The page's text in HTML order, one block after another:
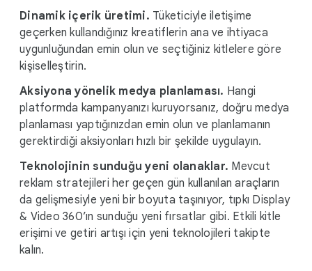
Dinamik içerik üretimi. Tüketiciyle iletişime
geçerken kullandığınız kreatiflerin ana ve ihtiyaca
uygunluğundan emin olun ve seçtiğiniz kitlelere göre
kişiselleştirin.
Aksiyona yönelik medya planlaması. Hangi
platformda kampanyanızı kuruyorsanız, doğru medya
planlaması yaptığınızdan emin olun ve planlamanın
gerektirdiği aksiyonları hızlı bir şekilde uygulayın.
Teknolojinin sunduğu yeni olanaklar. Mevcut
reklam stratejileri her geçen gün kullanılan araçların
da gelişmesiyle yeni bir boyuta taşınıyor, tıpkı Display
& Video 360’ın sunduğu yeni fırsatlar gibi. Etkili kitle
erişimi ve getiri artışı için yeni teknolojileri takipte
kalın.